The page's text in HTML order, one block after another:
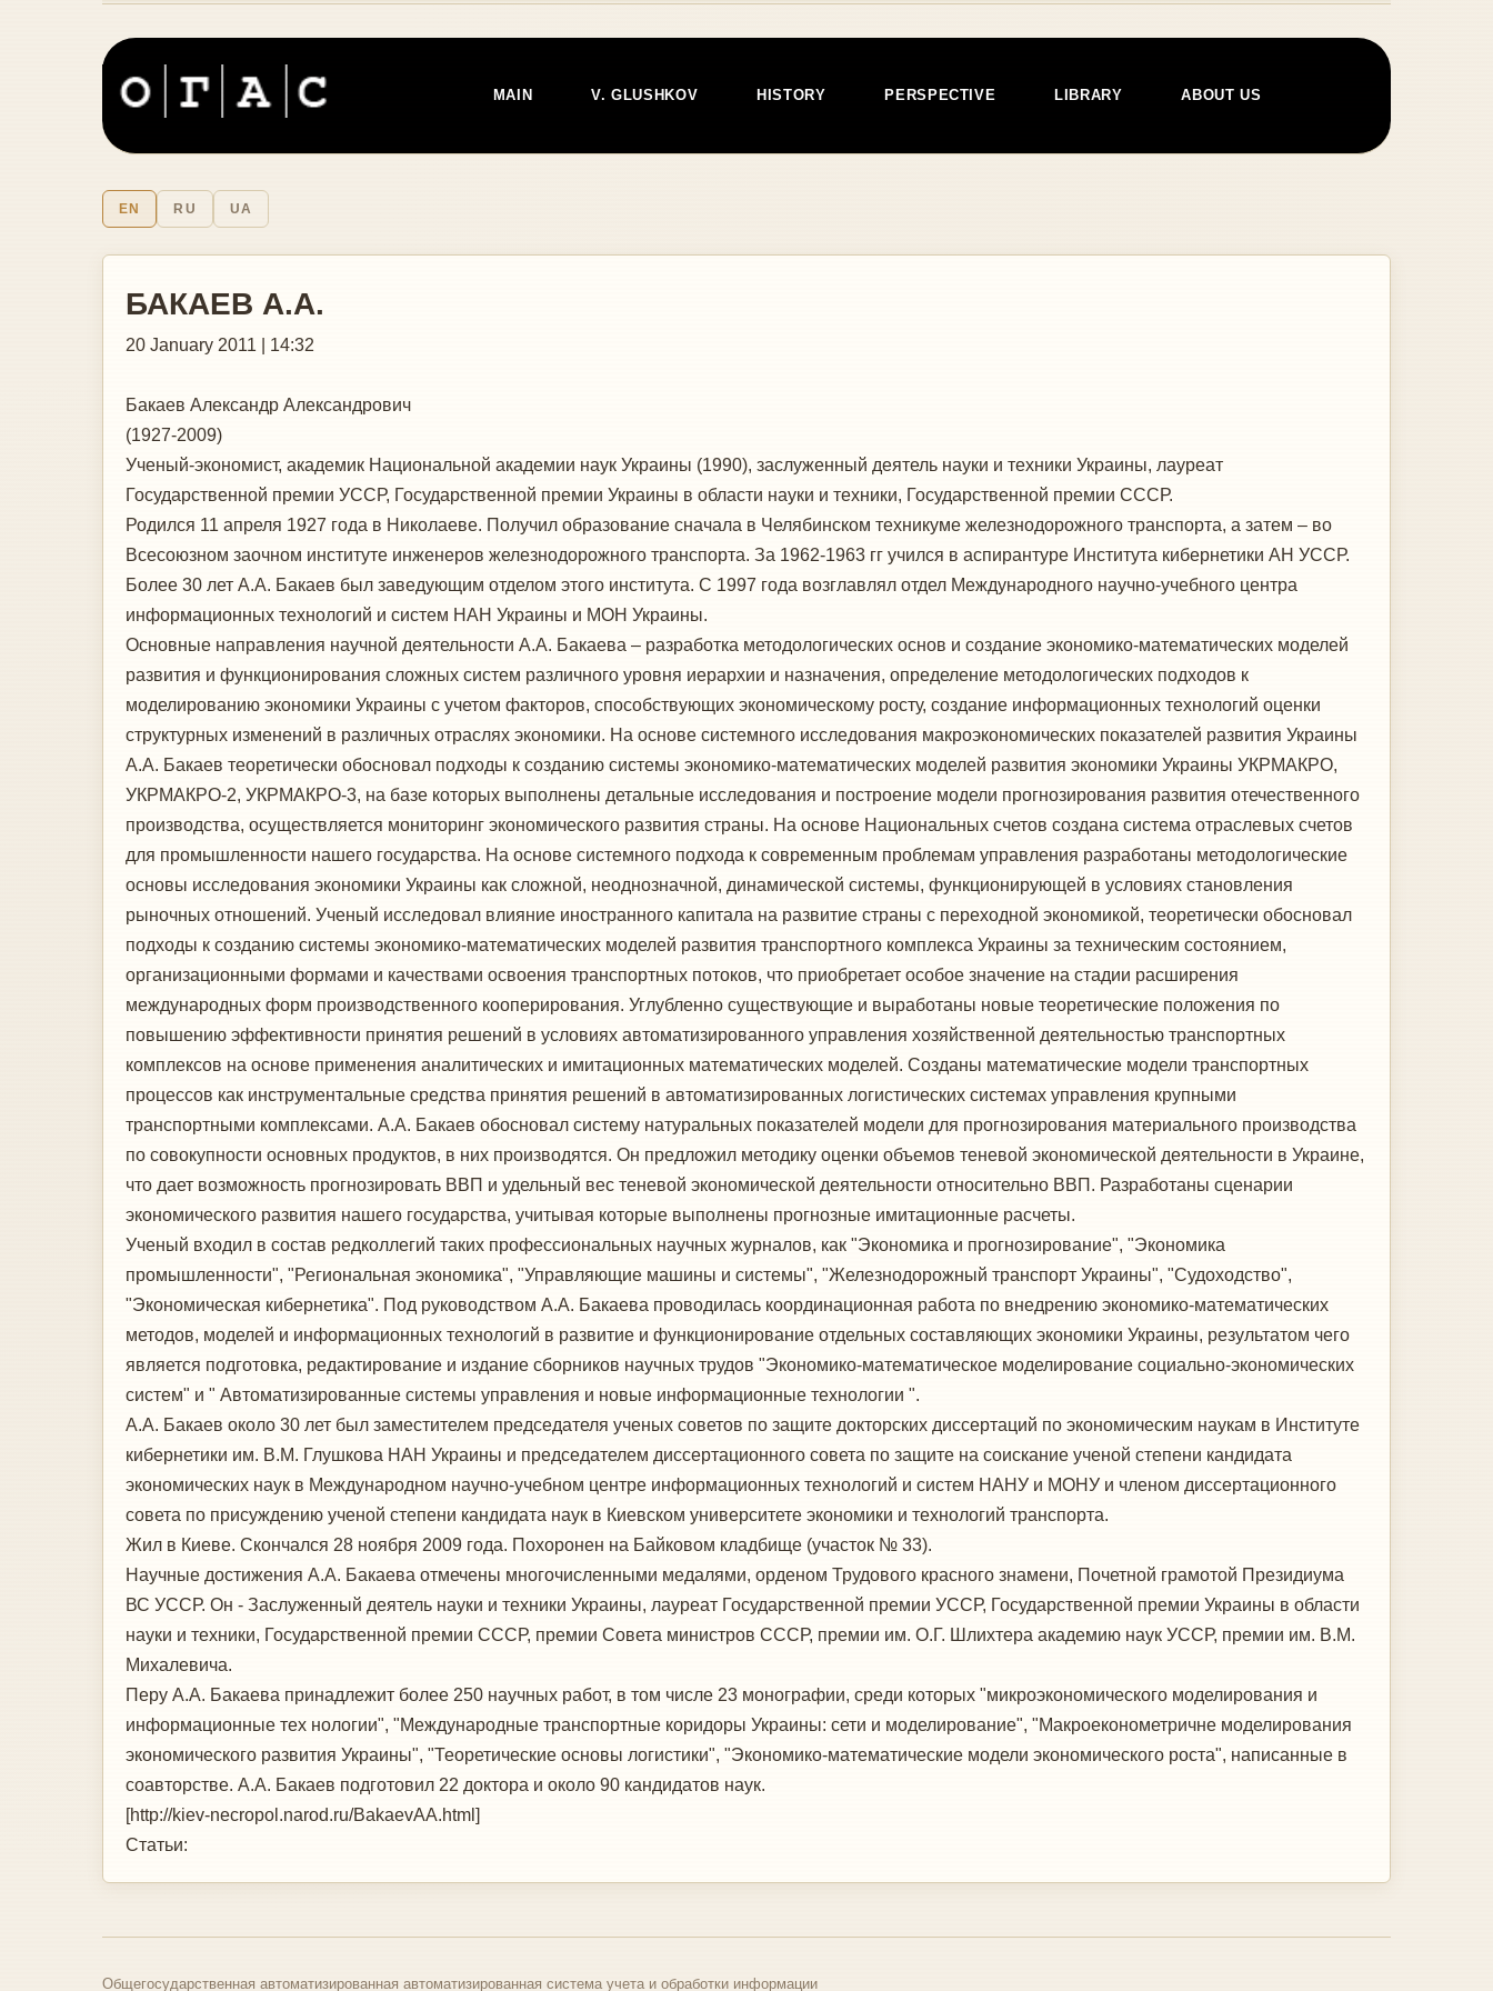
MAIN V. GLUSHKOV HISTORY PERSPECTIVE LIBRARY ABOUT US
EN RU UA
БАКАЕВ А.А.
20 January 2011 | 14:32
Бакаев Александр Александрович
(1927-2009)
Ученый-экономист, академик Национальной академии наук Украины (1990), заслуженный деятель науки и техники Украины, лауреат
Государственной премии УССР, Государственной премии Украины в области науки и техники, Государственной премии СССР.
Родился 11 апреля 1927 года в Николаеве. Получил образование сначала в Челябинском техникуме железнодорожного транспорта, а затем – во
Всесоюзном заочном институте инженеров железнодорожного транспорта. За 1962-1963 гг учился в аспирантуре Института кибернетики АН УССР.
Более 30 лет А.А. Бакаев был заведующим отделом этого института. С 1997 года возглавлял отдел Международного научно-учебного центра
информационных технологий и систем НАН Украины и МОН Украины.
Основные направления научной деятельности А.А. Бакаева – разработка методологических основ и создание экономико-математических моделей
развития и функционирования сложных систем различного уровня иерархии и назначения, определение методологических подходов к
моделированию экономики Украины с учетом факторов, способствующих экономическому росту, создание информационных технологий оценки
структурных изменений в различных отраслях экономики. На основе системного исследования макроэкономических показателей развития Украины
А.А. Бакаев теоретически обосновал подходы к созданию системы экономико-математических моделей развития экономики Украины УКРМАКРО,
УКРМАКРО-2, УКРМАКРО-3, на базе которых выполнены детальные исследования и построение модели прогнозирования развития отечественного
производства, осуществляется мониторинг экономического развития страны. На основе Национальных счетов создана система отраслевых счетов
для промышленности нашего государства. На основе системного подхода к современным проблемам управления разработаны методологические
основы исследования экономики Украины как сложной, неоднозначной, динамической системы, функционирующей в условиях становления
рыночных отношений. Ученый исследовал влияние иностранного капитала на развитие страны с переходной экономикой, теоретически обосновал
подходы к созданию системы экономико-математических моделей развития транспортного комплекса Украины за техническим состоянием,
организационными формами и качествами освоения транспортных потоков, что приобретает особое значение на стадии расширения
международных форм производственного кооперирования. Углубленно существующие и выработаны новые теоретические положения по
повышению эффективности принятия решений в условиях автоматизированного управления хозяйственной деятельностью транспортных
комплексов на основе применения аналитических и имитационных математических моделей. Созданы математические модели транспортных
процессов как инструментальные средства принятия решений в автоматизированных логистических системах управления крупными
транспортными комплексами. А.А. Бакаев обосновал систему натуральных показателей модели для прогнозирования материального производства
по совокупности основных продуктов, в них производятся. Он предложил методику оценки объемов теневой экономической деятельности в Украине,
что дает возможность прогнозировать ВВП и удельный вес теневой экономической деятельности относительно ВВП. Разработаны сценарии
экономического развития нашего государства, учитывая которые выполнены прогнозные имитационные расчеты.
Ученый входил в состав редколлегий таких профессиональных научных журналов, как "Экономика и прогнозирование", "Экономика
промышленности", "Региональная экономика", "Управляющие машины и системы", "Железнодорожный транспорт Украины", "Судоходство",
"Экономическая кибернетика". Под руководством А.А. Бакаева проводилась координационная работа по внедрению экономико-математических
методов, моделей и информационных технологий в развитие и функционирование отдельных составляющих экономики Украины, результатом чего
является подготовка, редактирование и издание сборников научных трудов "Экономико-математическое моделирование социально-экономических
систем" и " Автоматизированные системы управления и новые информационные технологии ".
А.А. Бакаев около 30 лет был заместителем председателя ученых советов по защите докторских диссертаций по экономическим наукам в Институте
кибернетики им. В.М. Глушкова НАН Украины и председателем диссертационного совета по защите на соискание ученой степени кандидата
экономических наук в Международном научно-учебном центре информационных технологий и систем НАНУ и МОНУ и членом диссертационного
совета по присуждению ученой степени кандидата наук в Киевском университете экономики и технологий транспорта.
Жил в Киеве. Скончался 28 ноября 2009 года. Похоронен на Байковом кладбище (участок № 33).
Научные достижения А.А. Бакаева отмечены многочисленными медалями, орденом Трудового красного знамени, Почетной грамотой Президиума
ВС УССР. Он - Заслуженный деятель науки и техники Украины, лауреат Государственной премии УССР, Государственной премии Украины в области
науки и техники, Государственной премии СССР, премии Совета министров СССР, премии им. О.Г. Шлихтера академию наук УССР, премии им. В.М.
Михалевича.
Перу А.А. Бакаева принадлежит более 250 научных работ, в том числе 23 монографии, среди которых "микроэкономического моделирования и
информационные тех нологии", "Международные транспортные коридоры Украины: сети и моделирование", "Макроеконометричне моделирования
экономического развития Украины", "Теоретические основы логистики", "Экономико-математические модели экономического роста", написанные в
соавторстве. А.А. Бакаев подготовил 22 доктора и около 90 кандидатов наук.
[http://kiev-necropol.narod.ru/BakaevAA.html]
Статьи:
Общегосударственная автоматизированная автоматизированная система учета и обработки информации